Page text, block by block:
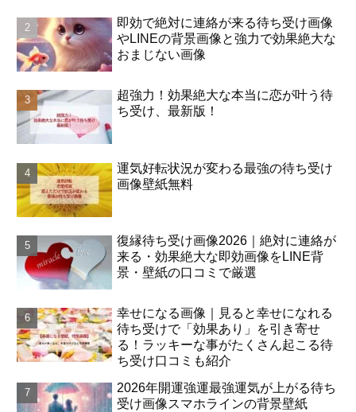
即効で絶対に連絡が来る待ち受け画像
やLINEの背景画像と強力で効果絶大な
おまじない画像
超強力！効果絶大な本当に恋が叶う待
ち受け、最新版！
運気好転状況が変わる最強の待ち受け
画像壁紙無料
復縁待ち受け画像2026｜絶対に連絡が
来る・効果絶大な即効画像をLINE背
景・壁紙の口コミで厳選
幸せになる画像｜見ると幸せになれる
待ち受けで「効果あり」を引き寄せ
る！ラッキーな事がたくさん起こる待
ち受け口コミも紹介
2026年開運強運最強運気が上がる待ち
受け画像スマホラインの背景壁紙